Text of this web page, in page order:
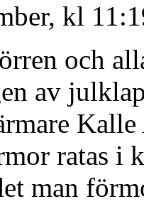
kl
och
av
ratas i
man